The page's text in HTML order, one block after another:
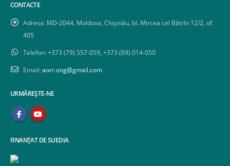
CONTACTE
Adresa: MD-2044, Moldova, Chișinău, bl. Mircea cel Bătrîn 12/2, of.
405
Telefon:+373 (79) 557-059, +373 (69) 014-050
Email:aorr.ong@gmail.com
URMĂREȘTE-NE
FINANȚAT DE SUEDIA